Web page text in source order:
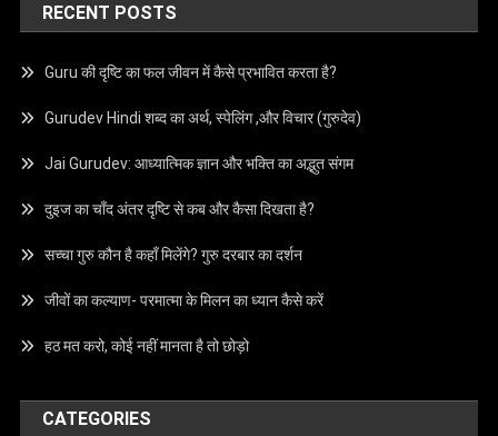
RECENT POSTS
Guru की दृष्टि का फल जीवन में कैसे प्रभावित करता है?
Gurudev Hindi शब्द का अर्थ, स्पेलिंग ,और विचार (गुरुदेव)
Jai Gurudev: आध्यात्मिक ज्ञान और भक्ति का अद्भुत संगम
दुइज का चाँद अंतर दृष्टि से कब और कैसा दिखता है?
सच्चा गुरु कौन है कहाँ मिलेंगे? गुरु दरबार का दर्शन
जीवों का कल्याण- परमात्मा के मिलन का ध्यान कैसे करें
हठ मत करो, कोई नहीं मानता है तो छोड़ो
CATEGORIES